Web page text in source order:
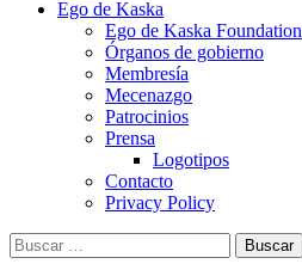
Ego de Kaska
Ego de Kaska Foundation
Órganos de gobierno
Membresía
Mecenazgo
Patrocinios
Prensa
Logotipos
Contacto
Privacy Policy
Buscar: